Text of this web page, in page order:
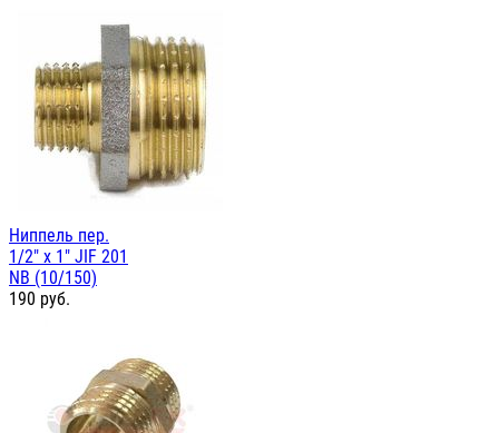
Ниппель пер.
1/2" х 1" JIF 201
NB (10/150)
190 руб.